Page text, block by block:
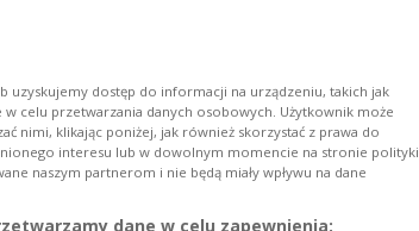
прибуло
з України
виїхали майже 4 мільйони 900
uzyskujemy dostęp do informacji na urządzeniu, takich jak
celu przetwarzania danych osobowych. Użytkownik może
nimi, klikając poniżej, jak również skorzystać z prawa do
interesu lub w dowolnym momencie na stronie polityki
naszym partnerom i nie będą miały wpływu na dane
dane w celu zapewnienia: